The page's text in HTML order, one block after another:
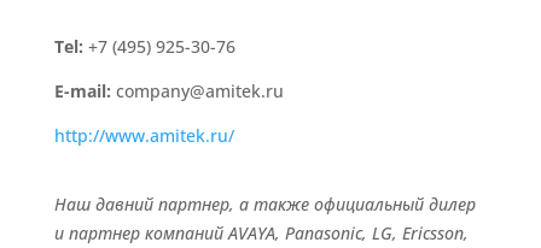
Tel: +7 (495) 925-30-76
E-mail: company@amitek.ru
http://www.amitek.ru/
Наш давний партнер, а также официальный дилер
и партнер компаний AVAYA, Panasonic, LG, Ericsson,